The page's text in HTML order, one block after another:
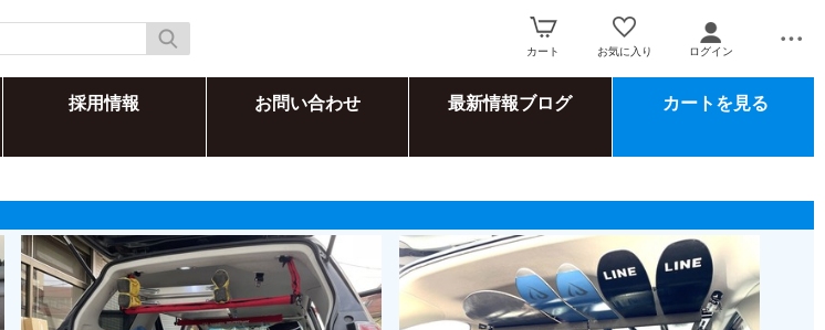
カート お気に入り ログイン
採用情報 お問い合わせ 最新情報ブログ カートを見る